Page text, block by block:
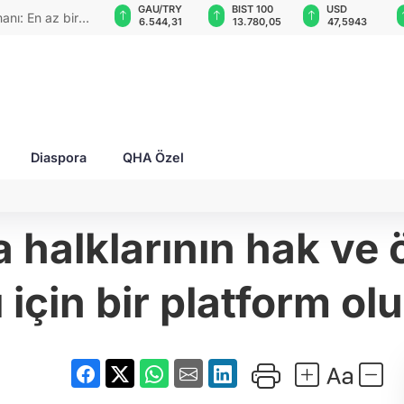
kirliliği6.544,31
BIST 100
13.780,05
USD
47,5943
EUR
55,0592
Diaspora QHA Özel
halklarının hak
için bir platform